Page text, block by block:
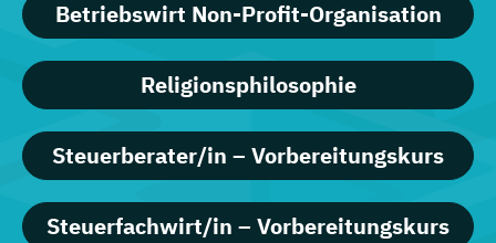
Betriebswirt Non-Profit-Organisation
Religionsphilosophie
Steuerberater/in – Vorbereitungskurs
Steuerfachwirt/in – Vorbereitungskurs